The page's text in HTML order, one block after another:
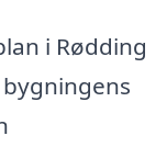
i Rødding